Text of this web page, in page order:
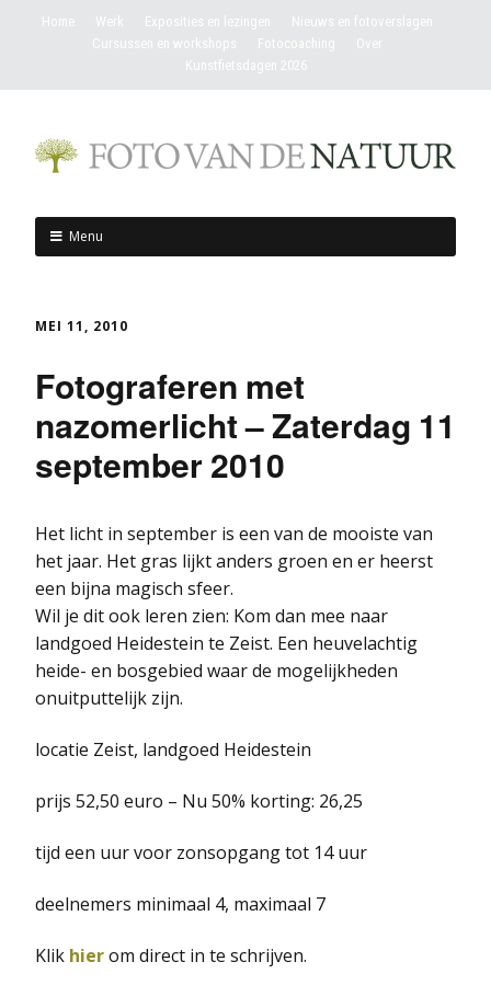
Home Werk Exposities en lezingen
Nieuws en fotoverslagen
Cursussen en workshops
Fotocoaching
Over
Kunstfietsdagen 2026
Menu
MEI 11, 2010
Fotograferen met
nazomerlicht – Zaterdag 11
september 2010
Het licht in september is een van de mooiste van
het jaar. Het gras lijkt anders groen en er heerst
een bijna magisch sfeer.
Wil je dit ook leren zien: Kom dan mee naar
landgoed Heidestein te Zeist. Een heuvelachtig
heide- en bosgebied waar de mogelijkheden
onuitputtelijk zijn.
locatie Zeist, landgoed Heidestein
prijs 52,50 euro – Nu 50% korting: 26,25
tijd een uur voor zonsopgang tot 14 uur
deelnemers minimaal 4, maximaal 7
Klik hierom direct in te schrijven.